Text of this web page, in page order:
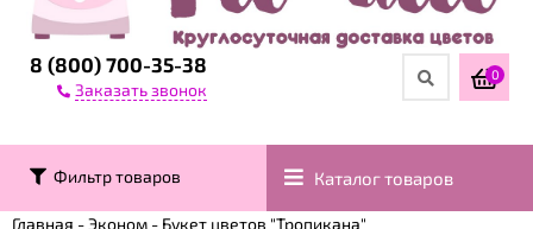
Доставка
Контакты
8 (800) 700-35-38
Заказать звонок
0
Фильтр товаров Каталог товаров
Главная -Эконом - Букет цветов "Тропикана"